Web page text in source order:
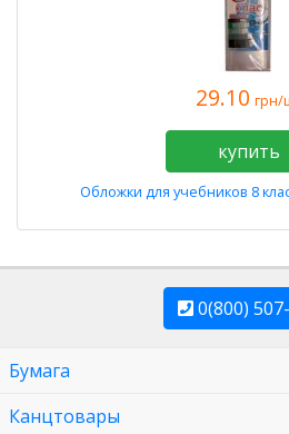
29.10 грн/
купить
Обложки для учебников 8
0(800)
Бумага
Канцтовары